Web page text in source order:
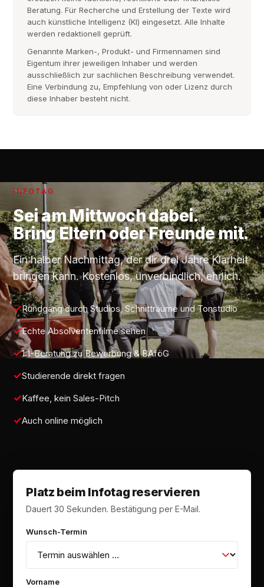
Beratung. Für Recherche und Erstellung der Texte wird
auch künstliche Intelligenz (KI) eingesetzt. Alle Inhalte
werden redaktionell geprüft.
Genannte Marken-, Produkt- und Firmennamen sind
Eigentum ihrer jeweiligen Inhaber und werden
ausschließlich zur sachlichen Beschreibung verwendet.
Eine Verbindung zu, Empfehlung von oder Lizenz durch
diese Inhaber besteht nicht.
INFOTAG
Sei amMittwochdabei.
Bring Eltern oder Freunde mit.
Ein halber Nachmittag, der dir drei Jahre Klarheit
bringen kann. Kostenlos, unverbindlich, ehrlich.
Rundgang durch Studios, Schnitträume und Tonstudio
Echte Absolventenfilme sehen
1:1-Beratung zu Bewerbung & BAföG
Studierende direkt fragen
Kaffee, kein Sales-Pitch
Auch online möglich
Platz beim Infotag reservieren
Dauert 30 Sekunden. Bestätigung per E-Mail.
Wunsch-Termin
Vorname